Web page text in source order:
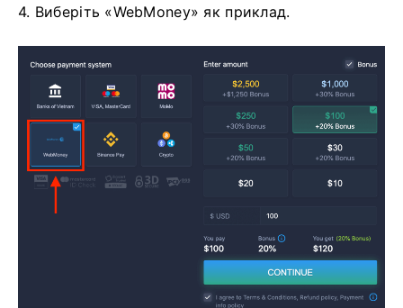
4. Виберіть «WebMoney» як приклад.